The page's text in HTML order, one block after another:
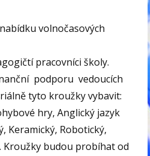
volnočasových
pracovníci školy.
podporu vedoucích
tyto kroužky vybavit:
hry, Anglický jazyk
Keramický, Robotický,
Kroužky budou probíhat od